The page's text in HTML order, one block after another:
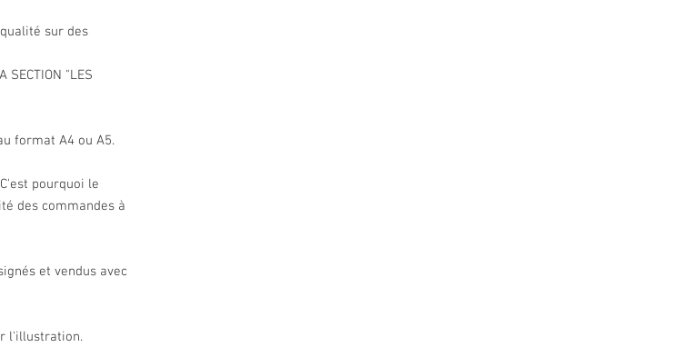
sur des
SECTION "LES
format A4 ou A5.
pourquoi le
des commandes à
et vendus avec
l'illustration.